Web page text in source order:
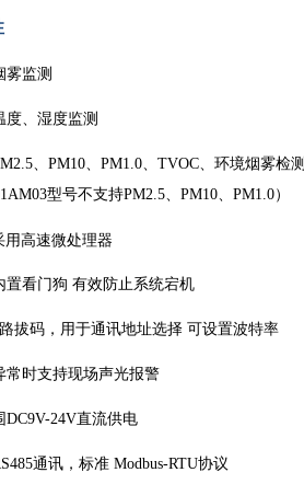
雾监测
度、湿度监测
、PM10、PM1.0、TVOC、环境烟雾检测
型号不支持PM2.5、PM10、PM1.0）
用高速微处理器
置看门狗 有效防止系统宕机
拔码，用于通讯地址选择 可设置波特率
常时支持现场声光报警
DC9V-24V直流供电
通讯，标准 Modbus-RTU协议